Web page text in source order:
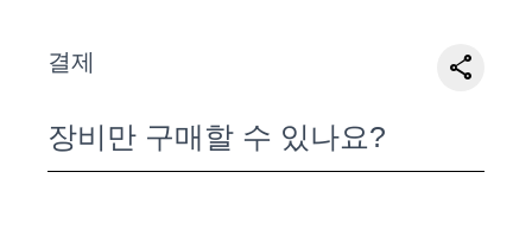
결제 share
장비만 구매할 수 있나요?